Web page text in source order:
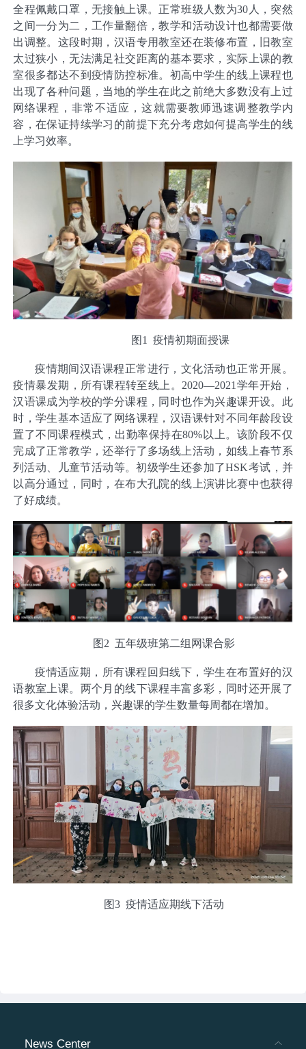
全程佩戴口罩，无接触上课。正常班级人数为30人，突然
之间一分为二，工作量翻倍，教学和活动设计也都需要做
出调整。这段时期，汉语专用教室还在装修布置，旧教室
太过狭小，无法满足社交距离的基本要求，实际上课的教
室很多都达不到疫情防控标准。初高中学生的线上课程也
出现了各种问题，当地的学生在此之前绝大多数没有上过
网络课程，非常不适应，这就需要教师迅速调整教学内
容，在保证持续学习的前提下充分考虑如何提高学生的线
上学习效率。
图1 疫情初期面授课
疫情期间汉语课程正常进行，文化活动也正常开展。
疫情暴发期，所有课程转至线上。2020—2021学年开始，
汉语课成为学校的学分课程，同时也作为兴趣课开设。此
时，学生基本适应了网络课程，汉语课针对不同年龄段设
置了不同课程模式，出勤率保持在80%以上。该阶段不仅
完成了正常教学，还举行了多场线上活动，如线上春节系
列活动、儿童节活动等。初级学生还参加了HSK考试，并
以高分通过，同时，在布大孔院的线上演讲比赛中也获得
了好成绩。
图2 五年级班第二组网课合影
疫情适应期，所有课程回归线下，学生在布置好的汉
语教室上课。两个月的线下课程丰富多彩，同时还开展了
很多文化体验活动，兴趣课的学生数量每周都在增加。
图3 疫情适应期线下活动
News Center